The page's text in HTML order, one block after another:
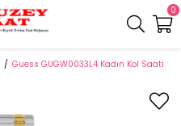
0
Guess GUGW0033L4 Kadın Kol Saati